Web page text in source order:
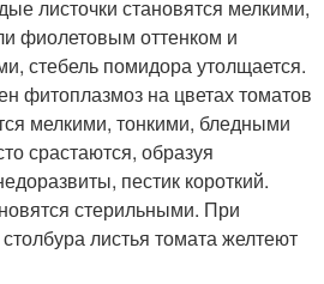
листочки становятся мелкими,
фиолетовым оттенком и
стебель помидора утолщается.
фитоплазмоз на цветах томатов
мелкими, тонкими, бледными
срастаются, образуя
пестик короткий.
стерильными. При
листья томата желтеют